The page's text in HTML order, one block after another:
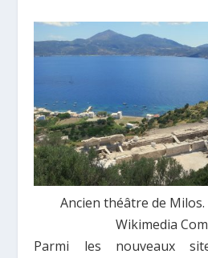
Ancien théâtre de
Wikimedia
Parmi les nouveaux